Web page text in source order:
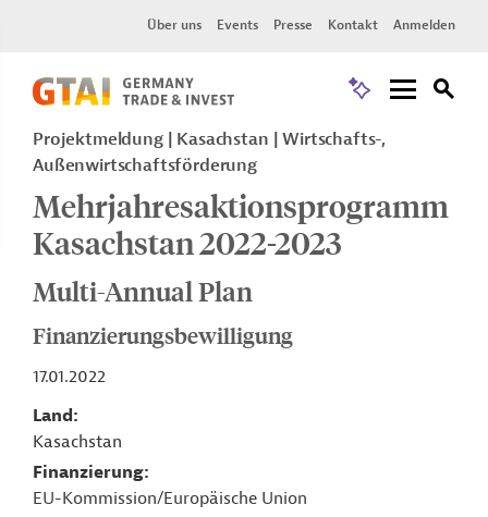
Über uns Events Presse Kontakt Anmelden
Projektmeldung Kasachstan
Wirtschafts-,
Außenwirtschaftsförderung
Mehrjahresaktionsprogramm
Kasachstan 2022-2023
Multi-Annual Plan
Finanzierungsbewilligung
17.01.2022
Land
Kasachstan
Finanzierung
EU-Kommission/Europäische Union